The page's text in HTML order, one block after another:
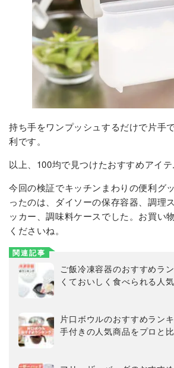
持ち手をワンプッシュするだけで片手
利です。
以上、100均で見つけたおすすめアイテ
今回の検証でキッチンまわりの便利グ
ったのは、ダイソーの保存容器、調理
ッカー、調味料ケースでした。お買い
くださいね。
関連記事
ご飯冷凍容器のおすすめラ
くておいしく食べられる人
片口ボウルのおすすめラン
手付きの人気商品をプロと